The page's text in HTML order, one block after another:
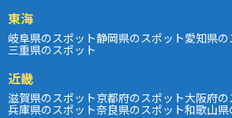
東海
岐阜県のスポット静岡県のスポット愛知県の
三重県のスポット
近畿
滋賀県のスポット京都府のスポット大阪府の
兵庫県のスポット奈良県のスポット和歌山県